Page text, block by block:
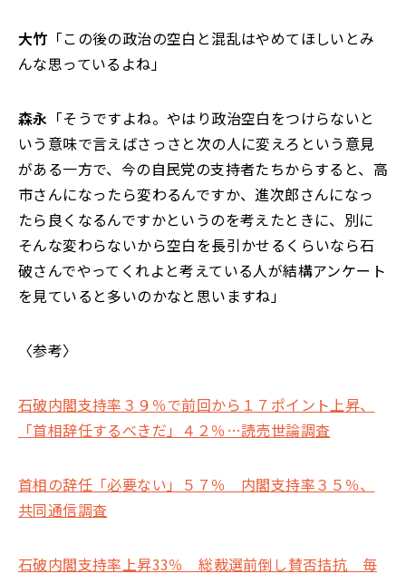
大竹 「この後の政治の空白と混乱はやめてほしいとみ
んな思っているよね」
森永 「そうですよね。やはり政治空白をつけらないと
いう意味で言えばさっさと次の人に変えろという意見
がある一方で、今の自民党の支持者たちからすると、高
市さんになったら変わるんですか、進次郎さんになっ
たら良くなるんですかというのを考えたときに、別に
そんな変わらないから空白を長引かせるくらいなら石
破さんでやってくれよと考えている人が結構アンケート
を見ていると多いのかなと思いますね」
〈参考〉
石破内閣支持率３９％で前回から１７ポイント上昇、
「首相辞任するべきだ」４２％…読売世論調査
首相の辞任「必要ない」５７％ 内閣支持率３５％、
共同通信調査
石破内閣支持率上昇33％ 総裁選前倒し賛否拮抗 毎